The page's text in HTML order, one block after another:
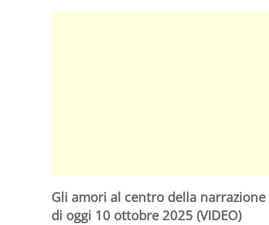
Gli amori al centro della
di oggi 10 ottobre 2025 (VIDEO)